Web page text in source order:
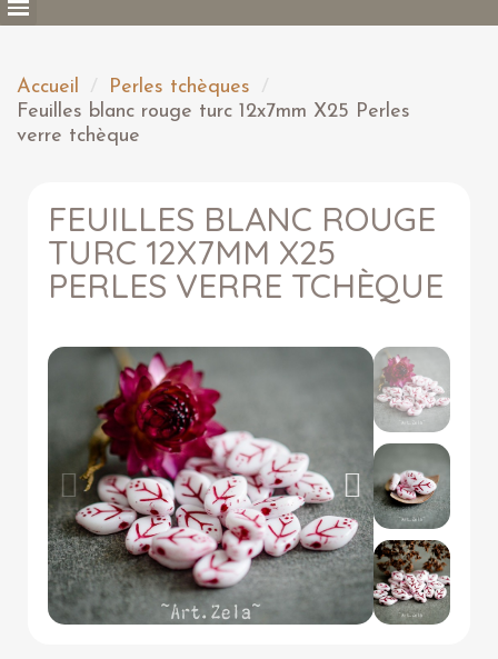
Accueil
Perles tchèques
Feuilles blanc rouge turc 12x7mm X25 Perles
verre tchèque
FEUILLES BLANC ROUGE
TURC 12X7MM X25
PERLES VERRE TCHÈQUE